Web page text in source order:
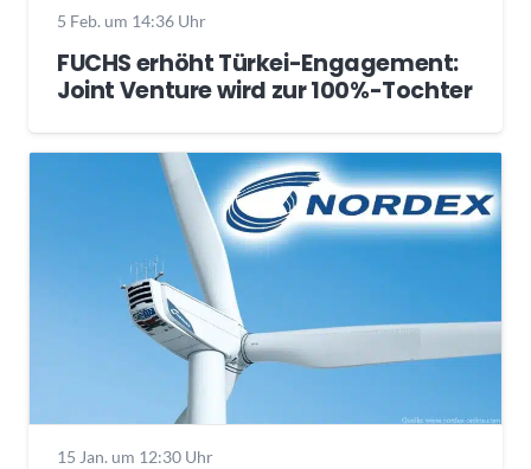
5 Feb. um 14:36 Uhr
FUCHS erhöht Türkei-Engagement:
Joint Venture wird zur 100%-Tochter
15 Jan. um 12:30 Uhr